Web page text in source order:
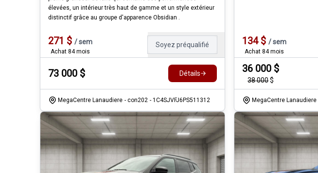
élevées, un intérieur très haut de gamme et un style extérieur
distinctif grâce au groupe d'apparence Obsidian .
271 $ /sem
Achat 84 mois
Soyez préqualifié
73 000 $ Détails
MegaCentre Lanaudiere - con202 - 1C4SJVFJ6PS511312
134$ / sem
Achat 84 mois
36 000 $
38 000$
MegaCentre Lanaudiere